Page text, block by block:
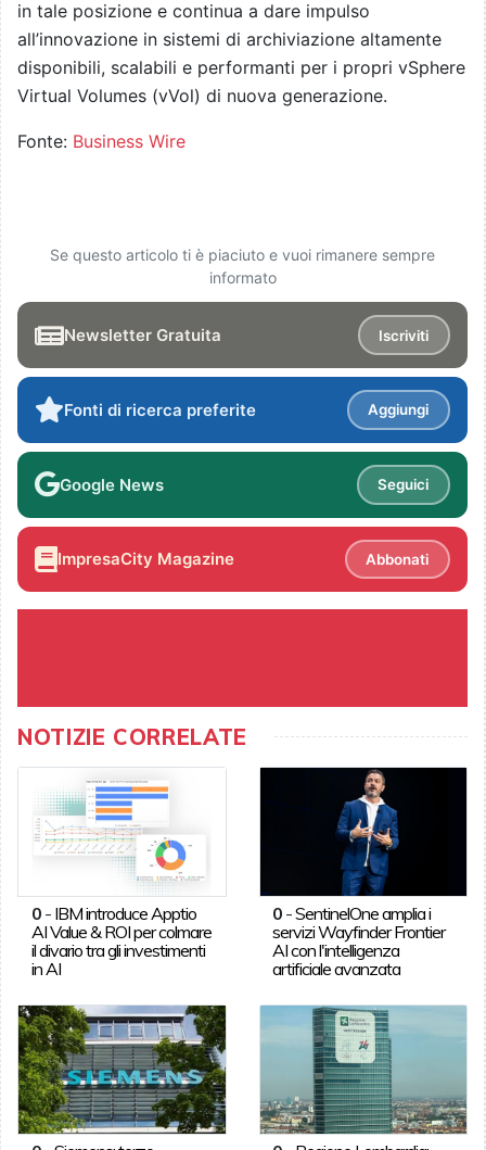
in tale posizione e continua a dare impulso
all’innovazione in sistemi di archiviazione altamente
disponibili, scalabili e performanti per i propri vSphere
Virtual Volumes (vVol) di nuova generazione.
Fonte: Business Wire
Se questo articolo ti è piaciuto e vuoi rimanere sempre
informato
Newsletter Gratuita Iscriviti
Fonti di ricerca preferite Aggiungi
Google News Seguici
ImpresaCity Magazine Abbonati
NOTIZIE CORRELATE
0- IBM introduce Apptio
AI Value & ROI per colmare
il divario tra gli investimenti
in AI
0 -SentinelOne amplia i
servizi Wayfinder Frontier
AI con l'intelligenza
artificiale avanzata